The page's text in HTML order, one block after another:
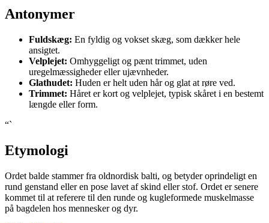
Antonymer
Fuldskæg: En fyldig og vokset skæg, som dækker hele
ansigtet.
Velplejet: Omhyggeligt og pænt trimmet, uden
uregelmæssigheder eller ujævnheder.
Glathudet: Huden er helt uden hår og glat at røre ved.
Trimmet: Håret er kort og velplejet, typisk skåret i en bestemt
længde eller form.
“`
Etymologi
Ordet balde stammer fra oldnordisk balti, og betyder oprindeligt en
rund genstand eller en pose lavet af skind eller stof. Ordet er senere
kommet til at referere til den runde og kugleformede muskelmasse
på bagdelen hos mennesker og dyr.